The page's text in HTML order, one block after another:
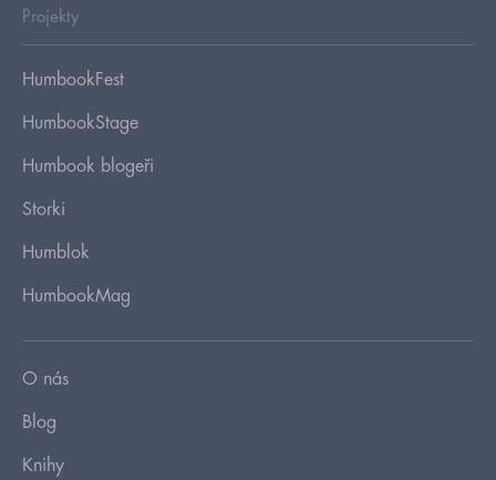
Projekty
HumbookFest
HumbookStage
Humbook blogeři
Storki
Humblok
HumbookMag
O nás
Blog
Knihy